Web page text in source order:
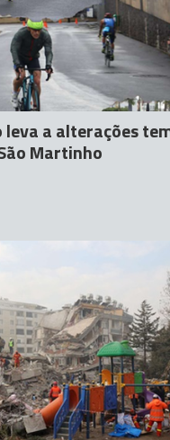
leva a alterações
Martinho